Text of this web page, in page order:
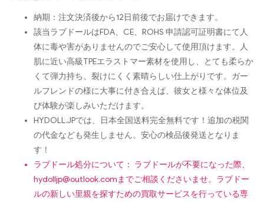
納期：注文決済後から12日前後でお届けできます。
該当ラブドールはFDA、CE、ROHS 申請認可証明書にて人
体に毒や害がありませんのでご安心して使用頂けます。人
肌に近い高級TPEエラストマー素材を使用し、とても柔らか
くて弾力持ち、裂けにくく素晴らしい仕上がりです。ガー
ルフレンドの様に大事に付き合えば、彼女と様々な体位及
び体験が楽しみいただけます。
HYDOLL.JPでは、日本全国送料完全無料です！追加の税関
の代金なども発生しません。安心の検品後発送となりま
す！
ラブドール処分について： ラブドールが不要になった際、
hydolljp@outlook.comまでご相談くださいませ。ラブドー
ルの新しい里親を探すための買取サービスを行っている専